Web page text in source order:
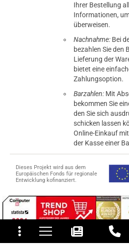
und
Ihrer Bestellung
Informationen,
überweisen.
Nachnahme: Bei
bezahlen Sie den
Lieferung der
bietet eine
Zahlungsoption.
Barzahlen: Mit
bekommen Sie
den Sie sich
schicken lassen
Online-Einkauf
der Kasse einer
Dieses Projekt wird aus dem
Europäischen Fonds für regionale
Entwicklung kofinanziert.
© 2015-2026 PB-